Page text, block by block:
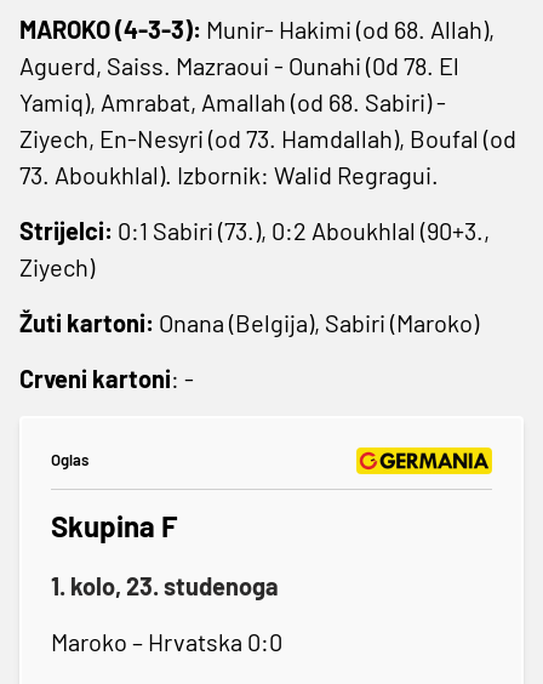
MAROKO (4-3-3): Munir- Hakimi (od 68. Allah),
Aguerd, Saiss. Mazraoui - Ounahi (0d 78. El
Yamiq), Amrabat, Amallah (od 68. Sabiri) -
Ziyech, En-Nesyri (od 73. Hamdallah), Boufal (od
73. Aboukhlal). Izbornik: Walid Regragui.
Strijelci: 0:1 Sabiri (73.), 0:2 Aboukhlal (90+3.,
Ziyech)
Žuti kartoni: Onana (Belgija), Sabiri (Maroko)
Crveni kartoni: -
Oglas
Skupina F
1. kolo, 23. studenoga
Maroko – Hrvatska 0:0